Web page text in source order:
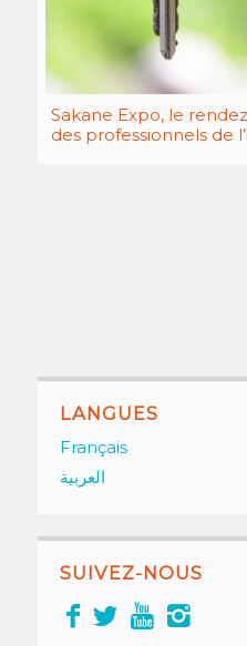
Sakane Expo, le
des professionnels de
LANGUES
Français
العربية
SUIVEZ-NOUS